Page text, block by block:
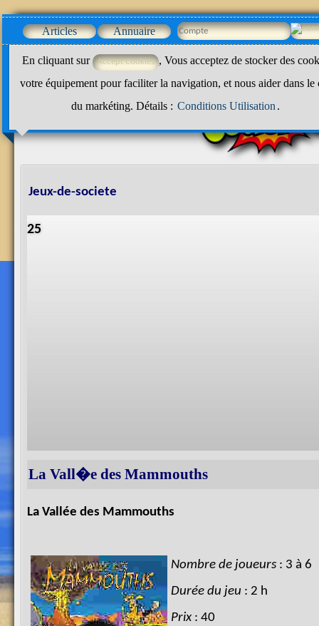
Articles Annuaire
En cliquant sur
, Vous acceptez de stocker des
votre équipement pour faciliter la navigation, et nous aider dans le
du markéting. Détails : Conditions Utilisation .
Jeux-de-societe
25
La Vall�e des Mammouths
La Vallée des Mammouths
Nombre de joueurs : 3 à 6
Durée du jeu : 2 h
Prix : 40 